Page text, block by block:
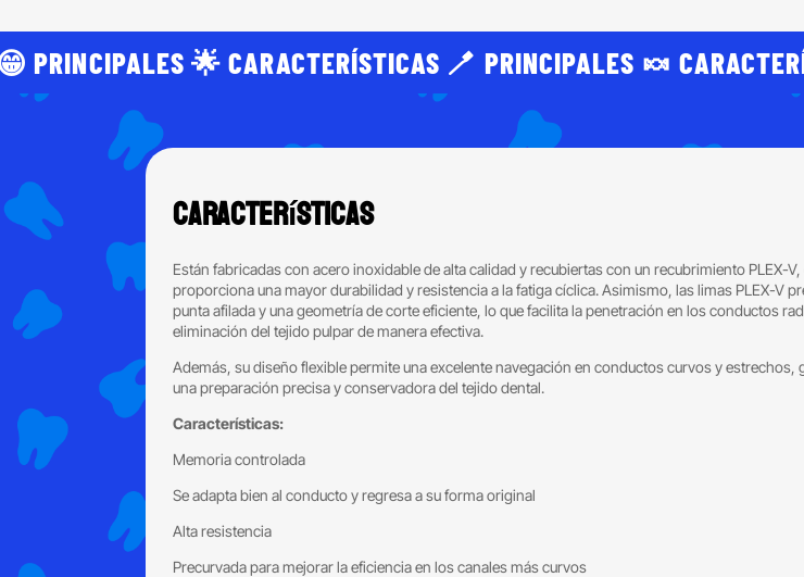
PRINCIPALES 🌟 CARACTERÍSTICAS 🪥 PRINCIPALES 🍬
Características
Están fabricadas con acero inoxidable de alta calidad y recubiertas con un recubrimiento PLEX-V,
proporciona una mayor durabilidad y resistencia a la fatiga cíclica. Asimismo, las limas PLEX-V
punta afilada y una geometría de corte eficiente, lo que facilita la penetración en los conductos
eliminación del tejido pulpar de manera efectiva.
Además, su diseño flexible permite una excelente navegación en conductos curvos y estrechos,
una preparación precisa y conservadora del tejido dental.
Características:
Memoria controlada
Se adapta bien al conducto y regresa a su forma original
Alta resistencia
Precurvada para mejorar la eficiencia en los canales más curvos